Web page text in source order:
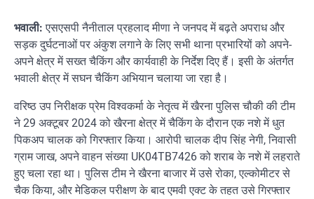
भवाली: एसएसपी नैनीताल प्रहलाद मीणा ने जनपद में बढ़ते अपराध और
सड़क दुर्घटनाओं पर अंकुश लगाने के लिए सभी थाना प्रभारियों को अपने-
अपने क्षेत्र में सख्त चैकिंग और कार्यवाही के निर्देश दिए हैं। इसी के अंतर्गत
भवाली क्षेत्र में सघन चैकिंग अभियान चलाया जा रहा है।
वरिष्ठ उप निरीक्षक प्रेम विश्वकर्मा के नेतृत्व में खैरना पुलिस चौकी की टीम
ने 29 अक्टूबर 2024 को खैरना क्षेत्र में चैकिंग के दौरान एक नशे में धुत
पिकअप चालक को गिरफ्तार किया। आरोपी चालक दीप सिंह नेगी, निवासी
ग्राम जाख, अपने वाहन संख्या UK04TB7426 को शराब के नशे में लहराते
हुए चला रहा था। पुलिस टीम ने खैरना बाजार में उसे रोका, एल्कोमीटर से
चैक किया, और मेडिकल परीक्षण के बाद एमवी एक्ट के तहत उसे गिरफ्तार